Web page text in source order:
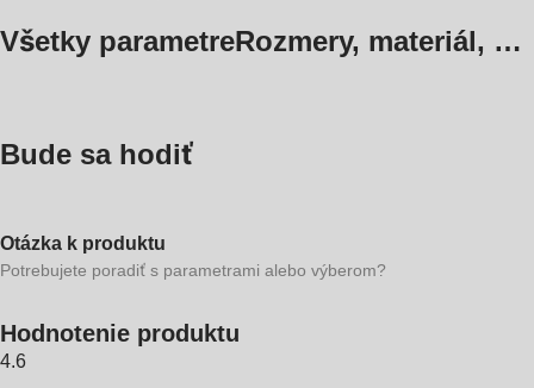
Všetky parametreRozmery, materiál, …
Bude sa hodiť
Otázka k produktu
Potrebujete poradiť s parametrami alebo výberom?
Hodnotenie produktu
4.6